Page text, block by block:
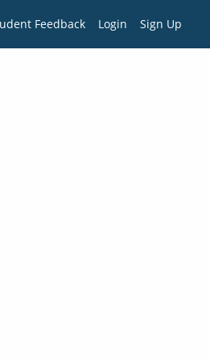
Feedback Login Sign Up